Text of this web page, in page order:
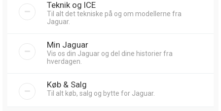
Teknik og ICE
Til alt det tekniske på og om modellerne fra
Jaguar.
Min Jaguar
Vis os din Jaguar og del dine historier fra
hverdagen.
Køb & Salg
Til alt køb, salg og bytte for Jaguar.